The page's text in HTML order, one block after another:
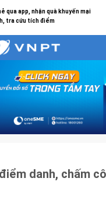
qua app, nhận quà khuyến mại
tra cứu tích điểm
vụ
công 4.0 (vnFace)
danh, chấm